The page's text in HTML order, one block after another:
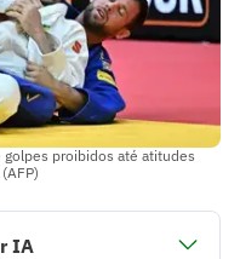
proibidos até atitudes
IA